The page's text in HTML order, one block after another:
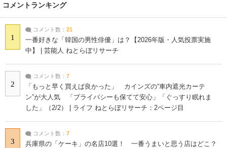
コメントランキング
1
コメント数： 21
一番好きな「韓国の男性俳優」は？【2026年版・人気投票実施
中】 | 芸能人 ねとらぼリサーチ
2
コメント数： 7
「もっと早く買えば良かった」 カインズの“車内遮光カーテ
ン”が大人気 「プライバシーも保てて安心」「ぐっすり眠れま
した」（2/2） | ライフ ねとらぼリサーチ：2ページ目
3
コメント数： 7
兵庫県の「ケーキ」の名店10選！ 一番うまいと思う店はどこ？